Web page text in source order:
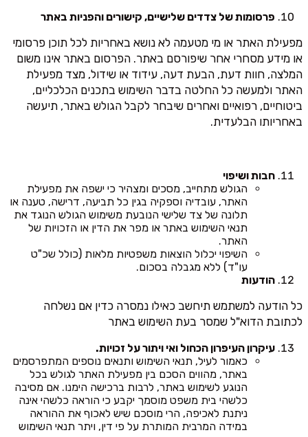
פרסומות של צדדים שלישיים, קישורים והפניות באתר
מפעילת האתר או מי מטעמה לא נושא באחריות לכל תוכן פרסומי
או מידע מסחרי אחר שיפורסם באתר. הפרסום באתר אינו משום
המלצה, חוות דעת, הבעת דעה, עידוד או שידול, מצד מפעילת
האתר ולמעשה כל החלטה בדבר השימוש בתכנים הכלכליים,
ביטוחיים, רפואיים ואחרים שיבחר לקבל הגולש באתר, תיעשה
באחריותו הבלעדית.
חבות ושיפוי
הגולש מתחייב, מסכים ומצהיר כי ישפה את מפעילת
האתר, עובדיה וספקיה בגין כל תביעה, דרישה, טענה או
תלונה של צד שלישי הנובעת משימוש הגולש הנוגד את
תנאי השימוש באתר או מפר את הדין או הזכויות של
האתר.
השיפוי יכלול הוצאות משפטיות מלאות (כולל שכ"ט
עו"ד) ללא מגבלה בסכום.
הודעות
כל הודעה למשתמש תיחשב כאילו נמסרה כדין אם נשלחה
לכתובת הדוא"ל שמסר בעת השימוש באתר
עיקרון העיפרון הכחול ואי ויתור על זכויות.
כאמור לעיל, תנאי השימוש ותנאים נוספים המתפרסמים
באתר, מהווים הסכם בין מפעילת האתר לגולש בכל
הנוגע לשימוש באתר, לרבות ברכישה הימנו. אם מסיבה
כלשהי בית משפט מוסמך יקבע כי הוראה כלשהי אינה
ניתנת לאכיפה, הרי מוסכם שיש לאכוף את ההוראה
במידה המרבית המותרת על פי דין, ויתר תנאי השימוש